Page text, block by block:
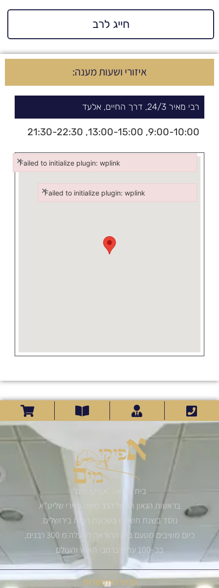
חייג לרב
איזורי ושעות מענה:
רבי מאיר 3/
24, דרך החיים, אלעד
9:00-10:00, 13:00-15:00, 21:30-22:30
בית הוראה 'אפיקי מים'
בראשות הגאון הגדול הרב משה פנירי שליט"א
נוסד בשנת תשס"ז בשכונת רמות בירושלים.
כיום משיבים מטעם בית ההוראה למעלה מ 300 רבנים,
בכ -100 ערים ברחבי הארץ והעולם
פרטי התקשרות
Failed to initialize plugin: wplink
×
Failed to initialize plugin: wplink
×
Failed to initialize plugin: wplink